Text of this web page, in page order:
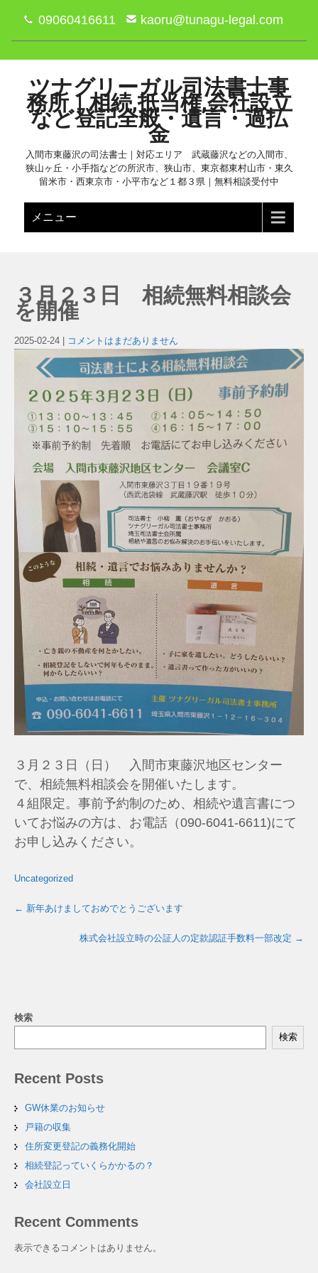
09060416611 kaoru@tunagu-legal.com
ツナグリーガル司法書士事
務所｜相続,抵当権,会社設立
など登記全般・遺言・過払
金
入間市東藤沢の司法書士｜対応エリア 武蔵藤沢などの入間市、
狭山ヶ丘・小手指などの所沢市、狭山市、東京都東村山市・東久
留米市・西東京市・小平市など１都３県｜無料相談受付中
メニュー
３月２３日 相続無料相談会
を開催
2025-02-24 コメントはまだありません
３月２３日（日） 入間市東藤沢地区センター
で、相続無料相談会を開催いたします。
４組限定。事前予約制のため、相続や遺言書につ
いてお悩みの方は、お電話（090-6041-6611)にて
お申し込みください。
Uncategorized
← 新年あけましておめでとうございます
株式会社設立時の公証人の定款認証手数料一部改定 →
検索
検索
Recent Posts
GW休業のお知らせ
戸籍の収集
住所変更登記の義務化開始
相続登記っていくらかかるの？
会社設立日
Recent Comments
表示できるコメントはありません。